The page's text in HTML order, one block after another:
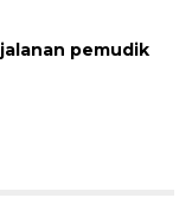
pemudik